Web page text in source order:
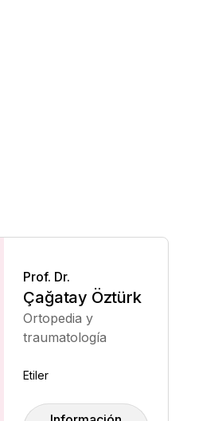
Prof. Dr.
Çağatay Öztürk
Ortopedia y
traumatología
Etiler